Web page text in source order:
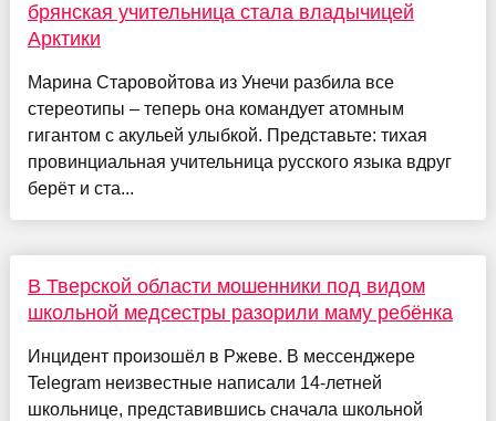
брянская учительница стала владычицей
Арктики
Марина Старовойтова из Унечи разбила все
стереотипы – теперь она командует атомным
гигантом с акульей улыбкой. Представьте: тихая
провинциальная учительница русского языка вдруг
берёт и ста...
В Тверской области мошенники под видом
школьной медсестры разорили маму ребёнка
Инцидент произошёл в Ржеве. В мессенджере
Telegram неизвестные написали 14-летней
школьнице, представившись сначала школьной